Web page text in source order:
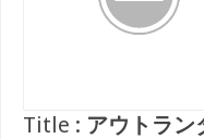
Title : アウトラ